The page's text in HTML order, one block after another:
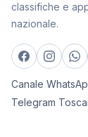
classifiche e
nazionale.
Canale
Telegram